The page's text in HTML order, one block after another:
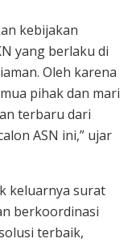
kebijakan
yang berlaku di
Oleh karena
pihak dan mari
terbaru dari
ASN ini,” ujar
keluarnya surat
berkoordinasi
terbaik,